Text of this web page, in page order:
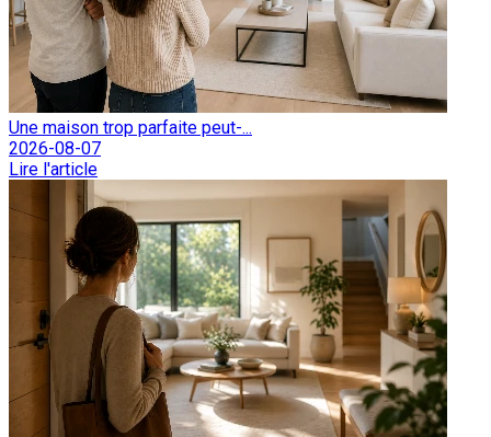
Une maison trop parfaite peut-...
2026-08-07
Lire l'article